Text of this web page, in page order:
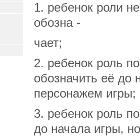
1. ребенок роли
обозна -
чает;
2. ребенок роль
обозначить её до
персонажем игры;
3. ребенок роль
до начала игры,